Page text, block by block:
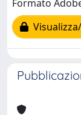
Formato